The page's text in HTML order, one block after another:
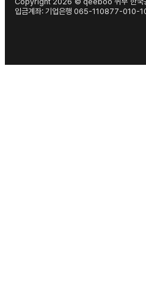
입금계좌: 기업은행 065-110877-010-